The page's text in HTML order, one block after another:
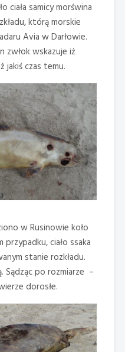
ciała samicy morświna
którą morskie
Avia w Darłowie.
zwłok wskazuje iż
jakiś czas temu.
w Rusinowie koło
przypadku, ciało ssaka
stanie rozkładu.
Sądząc po rozmiarze –
dorosłe.